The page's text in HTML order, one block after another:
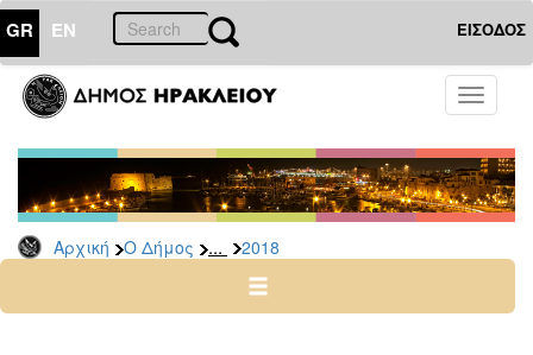
GR EN ΕΙΣΟΔΟΣ
Toggle
Αρχική Ο Δήμος ... 2018
ΔΗΜΟΣ
Δελτία
Τύπου
Αρχείο
2026
2024